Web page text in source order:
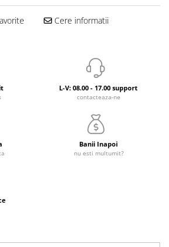
Cere informatii
L-V: 08.00 - 17.00 support
contacteaza-ne
Banii Inapoi
nu esti multumit?